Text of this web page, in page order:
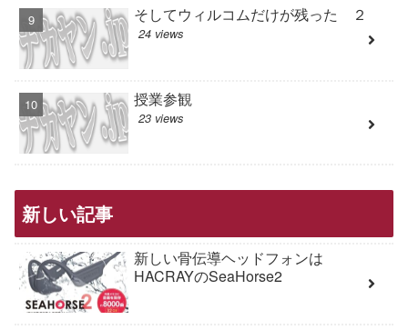
そしてウィルコムだけが残った ２
24 views
授業参観
23 views
新しい記事
新しい骨伝導ヘッドフォンは
HACRAYのSeaHorse2